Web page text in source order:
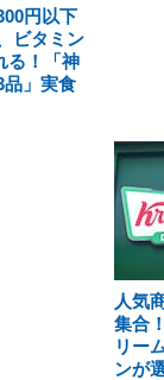
円以下
ビタミン
る！「神
品」実食
人気
集合
リー
ンが